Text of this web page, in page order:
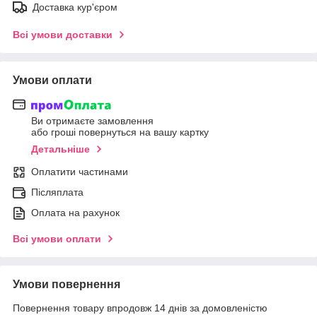
Доставка кур'єром
Всі умови доставки
Умови оплати
Ви отримаєте замовлення
або гроші повернуться на вашу картку
Детальніше
Оплатити частинами
Післяплата
Оплата на рахунок
Всі умови оплати
Умови повернення
Повернення товару впродовж 14 днів за домовленістю